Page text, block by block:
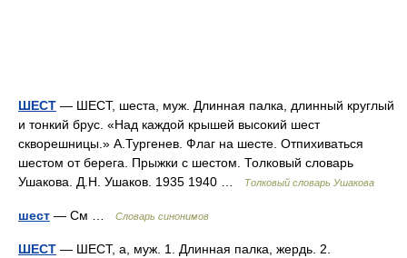
ШЕСТ — ШЕСТ, шеста, муж. Длинная палка, длинный круглый
и тонкий брус. «Над каждой крышей высокий шест
скворешницы.» А.Тургенев. Флаг на шесте. Отпихиваться
шестом от берега. Прыжки с шестом. Толковый словарь
Ушакова. Д.Н. Ушаков. 1935 1940 …
Толковый словарь Ушакова
шест — См … Словарь синонимов
ШЕСТ — ШЕСТ, а, муж. 1. Длинная палка, жердь. 2.